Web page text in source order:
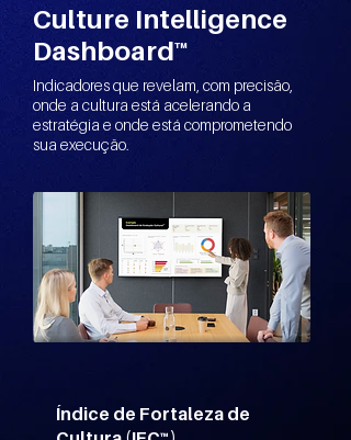
Culture Intelligence
Dashboard™
Indicadores que revelam, com precisão,
onde a cultura está acelerando a
estratégia e onde está comprometendo
sua execução.
Índice de Fortaleza de